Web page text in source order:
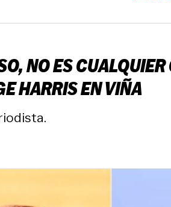
NO ES
HARRIS EN VIÑA